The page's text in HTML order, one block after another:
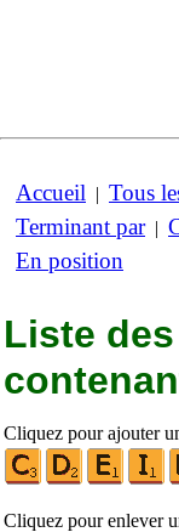
Accueil | Tous
Terminant par|
En position
Liste
Cliquez pour ajouter
Cliquez pour enlever